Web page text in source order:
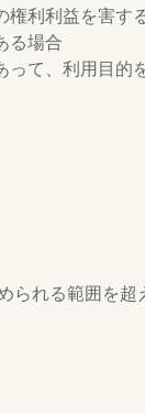
利利益を害す
る場合
て、利用目的
れる範囲を超